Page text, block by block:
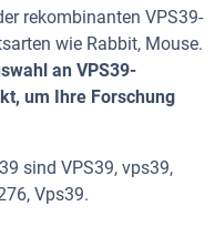
rekombinanten VPS39-
wie Rabbit, Mouse.
an VPS39-
um Ihre Forschung
sind VPS39, vps39,
Vps39.